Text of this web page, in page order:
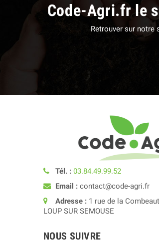
Code-Agri.fr le
Retrouver sur notre
Tél. : 03.84.49.99.52
Email : contact@code-agri.fr
Adresse : 1 rue de la
LOUP SUR SEMOUSE
NOUS SUIVRE